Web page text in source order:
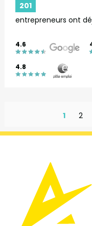
201
entrepreneurs ont
4.6
4.8
1 2